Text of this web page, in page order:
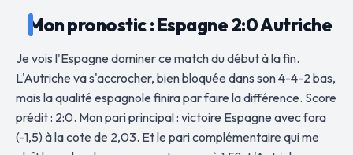
Mon pronostic : Espagne 2:0 Autriche
Je vois l'Espagne dominer ce match du début à la fin.
L'Autriche va s'accrocher, bien bloquée dans son 4-4-2 bas,
mais la qualité espagnole finira par faire la différence. Score
prédit : 2:0. Mon pari principal : victoire Espagne avec fora
(-1,5) à la cote de 2,03. Et le pari complémentaire qui me